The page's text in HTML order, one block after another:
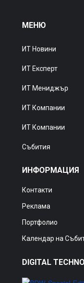
МЕНЮ
ИТ Новини
ИТ Експерт
ИТ Мениджър
ИТ Компании
ИТ Компании
Събития
ИНФОРМАЦИЯ
Контакти
Реклама
Портфолио
Календар на
DIGITAL